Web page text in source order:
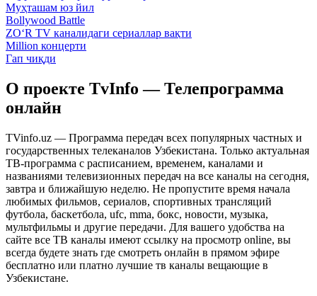
Муҳташам юз йил
Bollywood Battle
ZO‘R TV каналидаги сериаллар вақти
Million концерти
Гап чиқди
О проекте TvInfo — Телепрограмма
онлайн
TVinfo.uz — Программа передач всех популярных частных и
государственных телеканалов Узбекистана. Только актуальная
ТВ-программа с расписанием, временем, каналами и
названиями телевизионных передач на все каналы на сегодня,
завтра и ближайшую неделю. Не пропустите время начала
любимых фильмов, сериалов, спортивных трансляций
футбола, баскетбола, ufc, mma, бокс, новости, музыка,
мультфильмы и другие передачи. Для вашего удобства на
сайте все ТВ каналы имеют ссылку на просмотр online, вы
всегда будете знать где смотреть онлайн в прямом эфире
бесплатно или платно лучшие тв каналы вещающие в
Узбекистане.